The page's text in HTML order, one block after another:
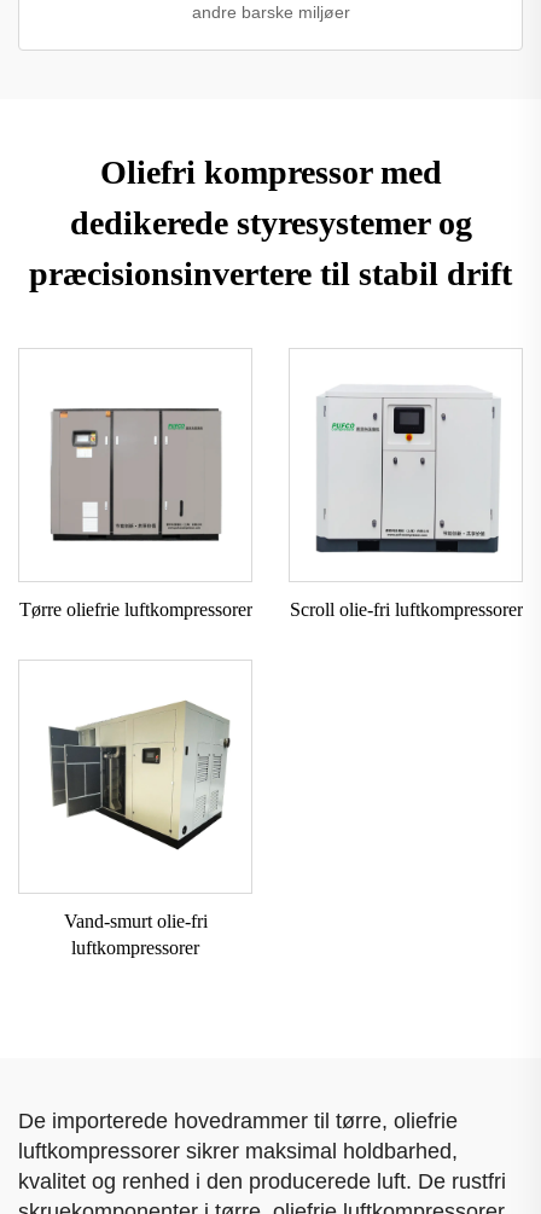
andre barske miljøer
Oliefri kompressor med
dedikerede styresystemer og
præcisionsinvertere til stabil drift
Tørre oliefrie luftkompressorer Scroll olie-fri luftkompressorer
Vand-smurt olie-fri
luftkompressorer
De importerede hovedrammer til tørre, oliefrie
luftkompressorer sikrer maksimal holdbarhed,
kvalitet og renhed i den producerede luft. De rustfri